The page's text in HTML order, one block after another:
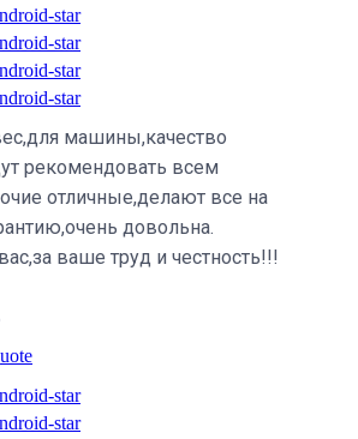
машины,качество
рекомендовать всем
отличные,делают все на
довольна.
ваше труд и честность!!!